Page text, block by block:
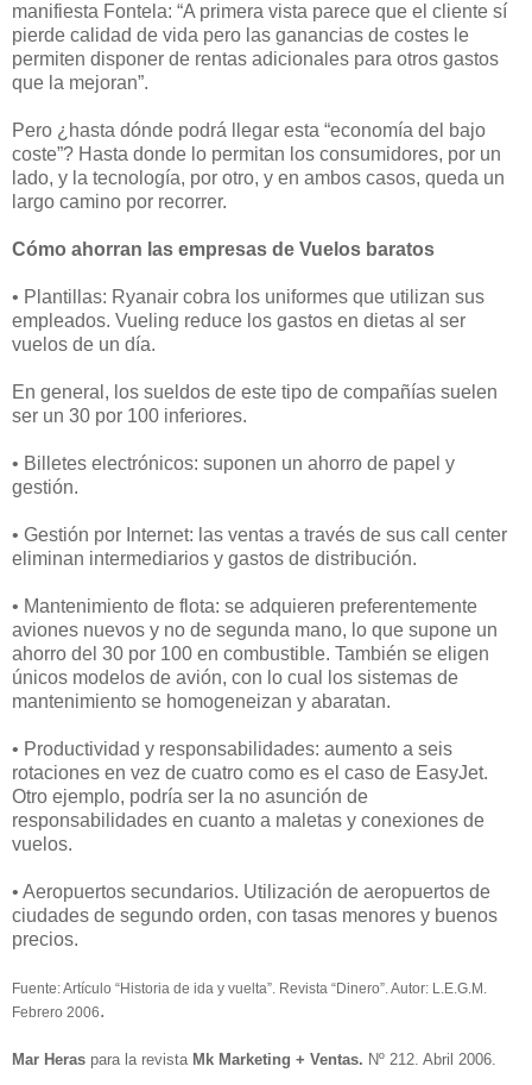
manifiesta Fontela: “A primera vista parece que el cliente sí
pierde calidad de vida pero las ganancias de costes le
permiten disponer de rentas adicionales para otros gastos
que la mejoran”.
Pero ¿hasta dónde podrá llegar esta “economía del bajo
coste”? Hasta donde lo permitan los consumidores, por un
lado, y la tecnología, por otro, y en ambos casos, queda un
largo camino por recorrer.
Cómo ahorran las empresas de Vuelos baratos
• Plantillas: Ryanair cobra los uniformes que utilizan sus
empleados. Vueling reduce los gastos en dietas al ser
vuelos de un día.
En general, los sueldos de este tipo de compañías suelen
ser un 30 por 100 inferiores.
• Billetes electrónicos: suponen un ahorro de papel y
gestión.
• Gestión por Internet: las ventas a través de sus call center
eliminan intermediarios y gastos de distribución.
• Mantenimiento de flota: se adquieren preferentemente
aviones nuevos y no de segunda mano, lo que supone un
ahorro del 30 por 100 en combustible. También se eligen
únicos modelos de avión, con lo cual los sistemas de
mantenimiento se homogeneizan y abaratan.
• Productividad y responsabilidades: aumento a seis
rotaciones en vez de cuatro como es el caso de EasyJet.
Otro ejemplo, podría ser la no asunción de
responsabilidades en cuanto a maletas y conexiones de
vuelos.
• Aeropuertos secundarios. Utilización de aeropuertos de
ciudades de segundo orden, con tasas menores y buenos
precios.
Fuente: Artículo “Historia de ida y vuelta”. Revista “Dinero”. Autor: L.E.G.M.
Febrero 2006.
Mar Heras para la revista Mk Marketing + Ventas. Nº 212. Abril 2006.